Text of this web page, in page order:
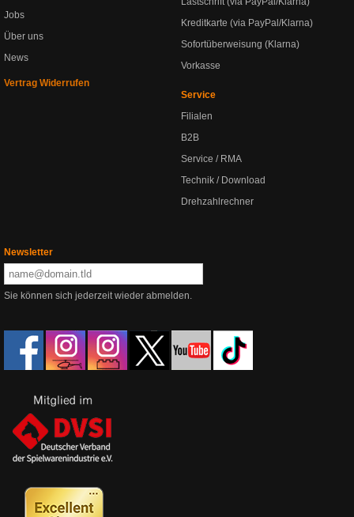
Jobs
Über uns
News
Vertrag Widerrufen
Kreditkarte (via PayPal/Klarna)
Sofortüberweisung (Klarna)
Vorkasse
Service
Filialen
B2B
Service / RMA
Technik / Download
Drehzahlrechner
Newsletter
Sie können sich jederzeit wieder abmelden.